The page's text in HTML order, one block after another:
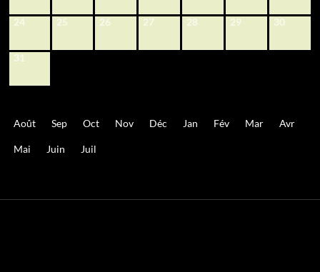
24 25 26 27 28 29 30
31
Août Sep Oct Nov Déc Jan Fév Mar Avr
Mai Juin Juil